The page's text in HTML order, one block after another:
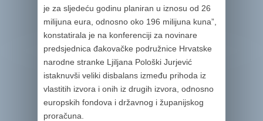
je za sljedeću godinu planiran u iznosu od 26
milijuna eura, odnosno oko 196 milijuna kuna”,
konstatirala je na konferenciji za novinare
predsjednica đakovačke podružnice Hrvatske
narodne stranke Ljiljana Pološki Jurjević
istaknuvši veliki disbalans između prihoda iz
vlastitih izvora i onih iz drugih izvora, odnosno
europskih fondova i državnog i županijskog
proračuna.